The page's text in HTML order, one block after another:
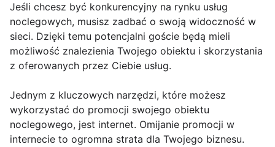
Jeśli chcesz być konkurencyjny na rynku usług
noclegowych, musisz zadbać o swoją widoczność w
sieci. Dzięki temu potencjalni goście będą mieli
możliwość znalezienia Twojego obiektu i skorzystania
z oferowanych przez Ciebie usług.
Jednym z kluczowych narzędzi, które możesz
wykorzystać do promocji swojego obiektu
noclegowego, jest internet. Omijanie promocji w
internecie to ogromna strata dla Twojego biznesu.